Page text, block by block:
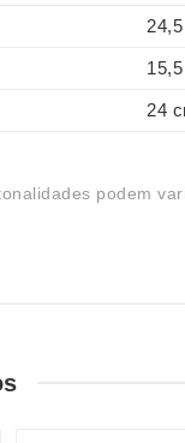
24
podem